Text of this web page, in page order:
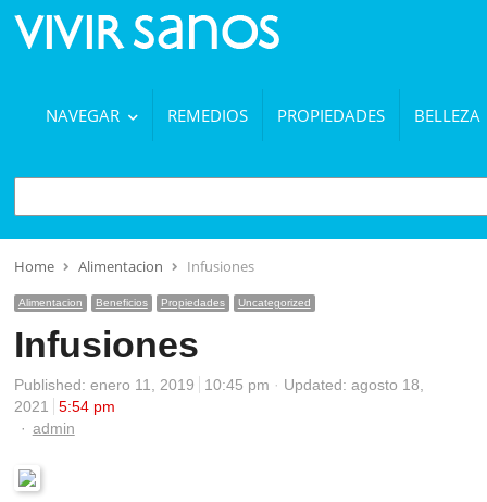
NAVEGAR REMEDIOS PROPIEDADES BELLEZA
BUSCAR
Home Alimentacion Infusiones
Alimentacion Beneficios Propiedades Uncategorized
Infusiones
Published: enero 11, 2019 10:45 pm
Updated: agosto 18,
2021
5:54 pm
Author
admin